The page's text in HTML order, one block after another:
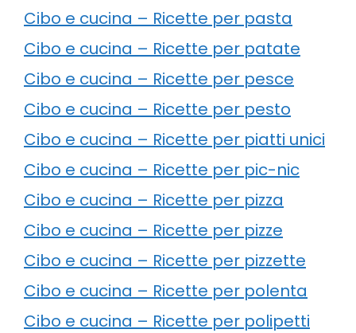
Cibo e cucina – Ricette per pasta
Cibo e cucina – Ricette per patate
Cibo e cucina – Ricette per pesce
Cibo e cucina – Ricette per pesto
Cibo e cucina – Ricette per piatti unici
Cibo e cucina – Ricette per pic-nic
Cibo e cucina – Ricette per pizza
Cibo e cucina – Ricette per pizze
Cibo e cucina – Ricette per pizzette
Cibo e cucina – Ricette per polenta
Cibo e cucina – Ricette per polipetti